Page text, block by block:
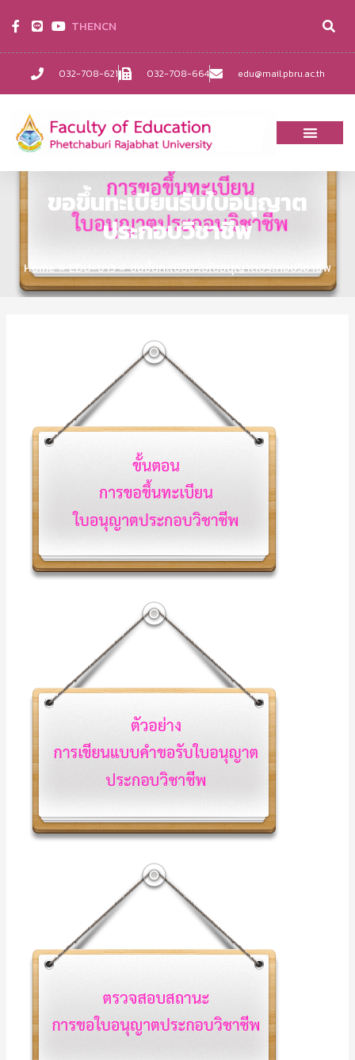
032-708-621 032-708-664 edu@mail.pbru.ac.th
THENCN
ขอขึ้นทะเบียนรับใบอนุญาต
ประกอบวิชาชีพ
Home EDU-ข่าว ขอขึ้นทะเบียนรับใบอนุญาตประกอบวิชาชีพ